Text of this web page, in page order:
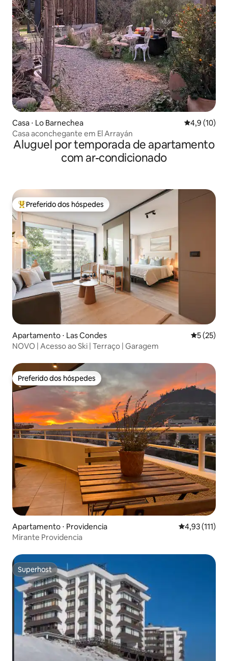
Casa ⋅ Lo Barnechea 4,9 de uma
4,9 (10)
Casa aconchegante em El Arrayán
Aluguel por temporada de apartamento
com ar-condicionado
Entre os melhores preferidos dos hóspedes
Preferido dos hóspedes
Apartamento ⋅ Las Condes 5 de uma
5 (25)
NOVO | Acesso ao Ski | Terraço | Garagem
Preferido dos hóspedes
Preferido dos hóspedes
Apartamento ⋅ Providencia 4,93 de uma
4,93 (111)
Mirante Providencia
Superhost
Superhost